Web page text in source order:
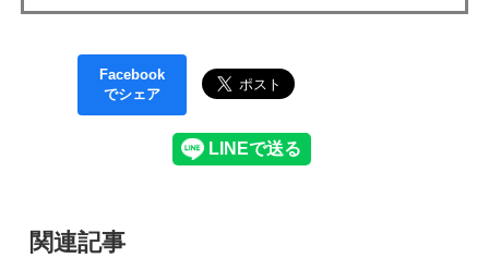
Facebook
でシェア
関連記事